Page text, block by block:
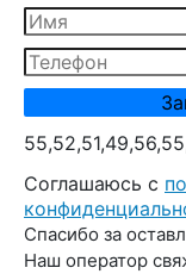
Cоглашаюсь с
Спасибо за
Наш оператор